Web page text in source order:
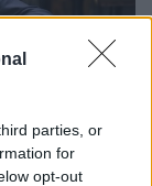
parties, or
for
opt-out
élet